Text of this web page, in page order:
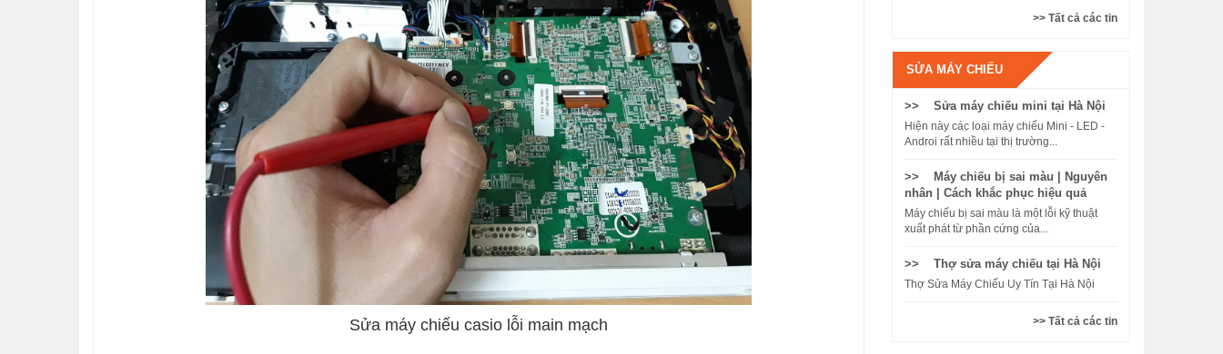
Sửa máy chiếu casio lỗi main mạch
>> Tất cả các tin
SỬA MÁY CHIẾU
>> Sửa máy chiếu mini tại Hà Nội
Hiện này các loại máy chiếu Mini - LED -
Androi rất nhiều tại thị trường...
>> Máy chiếu bị sai màu | Nguyên
nhân | Cách khắc phục hiệu quả
Máy chiếu bị sai màu là một lỗi kỹ thuật
xuất phát từ phần cứng của...
>> Thợ sửa máy chiếu tại Hà Nội
Thợ Sửa Máy Chiếu Uy Tín Tại Hà Nội
>> Tất cả các tin